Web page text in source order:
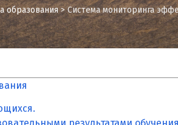
образования>Система мониторинга